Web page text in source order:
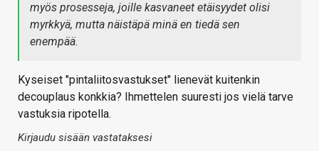
myös prosesseja, joille kasvaneet etäisyydet olisi
myrkkyä, mutta näistäpä minä en tiedä sen
enempää.
Kyseiset "pintaliitosvastukset" lienevät kuitenkin
decouplaus konkkia? Ihmettelen suuresti jos vielä tarve
vastuksia ripotella.
Kirjaudu sisään vastataksesi